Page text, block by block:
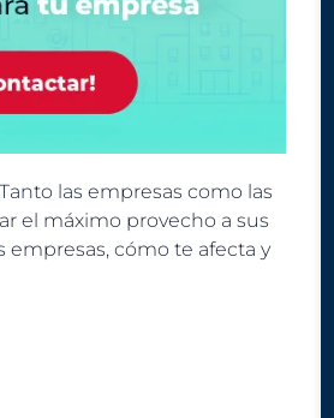
las empresas como las
el máximo provecho a sus
empresas, cómo te afecta y